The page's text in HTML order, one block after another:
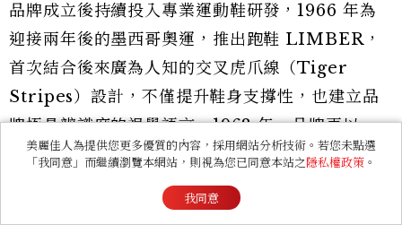
品牌成立後持續投入專業運動鞋研發，1966 年為
迎接兩年後的墨西哥奧運，推出跑鞋 LIMBER，
首次結合後來廣為人知的交叉虎爪線（Tiger
Stripes）設計，不僅提升鞋身支撐性，也建立品
牌極具辨識度的視覺語言。1968 年，品牌再以
LIMBER 為基礎改良，正式推出 MEXICO
66，並因墨西哥奧運而命名。這雙鞋兼具運動性能
與流線外型，不只成為 Onitsuka Tiger 最具代
美麗佳人為提供您更多優質的內容，採用網站分析技術。若您未點選
「我同意」而繼續瀏覽本網站，則視為您已同意本站之隱私權政策 。
我同意